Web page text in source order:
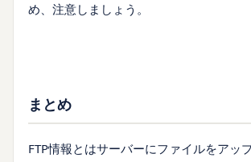
め、注意しましょう。
まとめ
FTP情報とはサーバーにファイルをアッ